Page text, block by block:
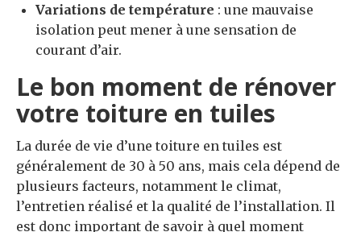
Variations de température : une mauvaise
isolation peut mener à une sensation de
courant d’air.
Le bon moment de rénover
votre toiture en tuiles
La durée de vie d’une toiture en tuiles est
généralement de 30 à 50 ans, mais cela dépend de
plusieurs facteurs, notamment le climat,
l’entretien réalisé et la qualité de l’installation. Il
est donc important de savoir à quel moment